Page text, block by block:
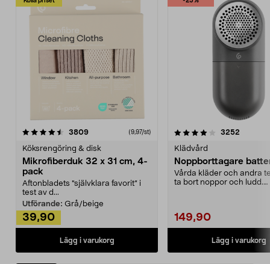
3809recensioner (9,97/st)
Köksrengöring & disk
Mikrofiberduk 32 x 31 cm, 4-
pack
Aftonbladets "självklara favorit” i
test av d...
Utförande: Grå/beige
39,90
Lägg i varukorg
4.0av 5 stjärnor 3252
Klädvård
Noppborttagare
Vårda kläder och andra
ta bort noppor och ludd.
149,90
Lägg i varukorg
4.5av 5 stjärnor